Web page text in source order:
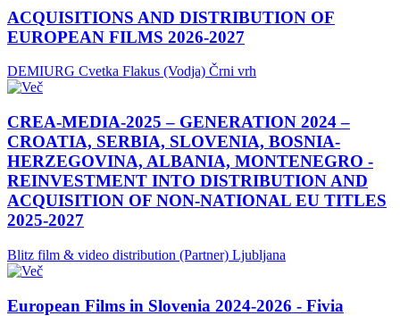
ACQUISITIONS AND DISTRIBUTION OF
EUROPEAN FILMS 2026-2027
DEMIURG Cvetka Flakus (Vodja) Črni vrh
CREA-MEDIA-2025 – GENERATION 2024 –
CROATIA, SERBIA, SLOVENIA, BOSNIA-
HERZEGOVINA, ALBANIA, MONTENEGRO -
REINVESTMENT INTO DISTRIBUTION AND
ACQUISITION OF NON-NATIONAL EU TITLES
2025-2027
Blitz film & video distribution (Partner) Ljubljana
European Films in Slovenia 2024-2026 - Fivia